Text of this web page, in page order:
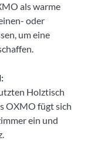
als warme
oder
um eine
Holztisch
OXMO fügt sich
ein und